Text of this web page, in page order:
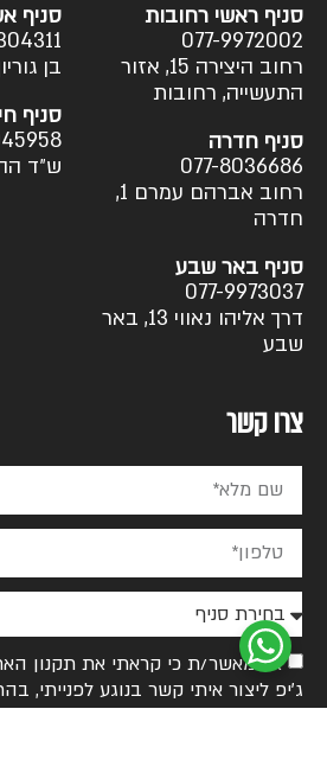
סניף ראשי רחובות
077-9972002
רחוב היצירה 15, אזור
התעשייה, רחובות
סניף חדרה
077-8036686
רחוב אברהם עמרם 1,
חדרה
סניף באר שבע
077-9973037
דרך אליהו נאווי 13, באר
שבע
סניף
בן גוריון 18,
סניף
ש״ד
צרו קשר
אני מאשר/ת כי קראתי את תקנון
ג׳יפ ליצור איתי קשר בנוגע לפנייתי,
>>